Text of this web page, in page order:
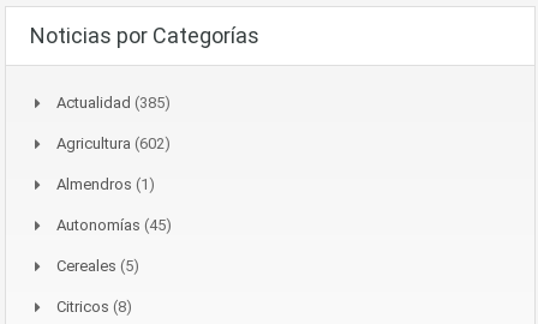
Noticias por Categorías
Actualidad (385)
Agricultura (602)
Almendros (1)
Autonomías (45)
Cereales (5)
Citricos (8)